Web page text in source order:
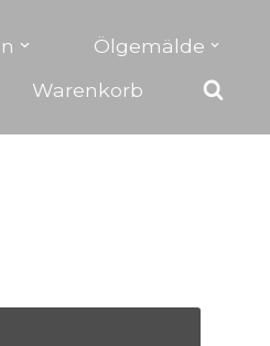
Ölgemälde
Warenkorb